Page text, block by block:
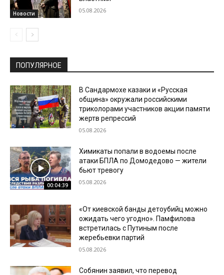
Новости 05.08.2026
ПОПУЛЯРНОЕ
В Сандармохе казаки и «Русская
община» окружали российскими
триколорами участников акции памяти
жертв репрессий
05.08.2026
00:04:39
Химикаты попали в водоемы после
атаки БПЛА по Домодедово — жители
бьют тревогу
05.08.2026
«От киевской банды детоубийц можно
ожидать чего угодно». Памфилова
встретилась с Путиным после
жеребьевки партий
05.08.2026
Собянин заявил, что перевод